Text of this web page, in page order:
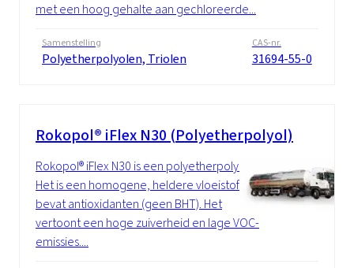
met een hoog gehalte aan gechloreerde...
Samenstelling
Polyetherpolyolen, Triolen
CAS-nr.
31694-55-0
Rokopol® iFlex N30 (Polyetherpolyol)
Rokopol® iFlex N30 is een polyetherpolyol.
Het is een homogene, heldere vloeistof. Het
bevat antioxidanten (geen BHT). Het
vertoont een hoge zuiverheid en lage VOC-
emissies....